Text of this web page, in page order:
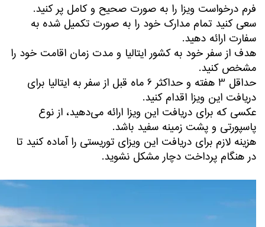
فرم درخواست ویزا را به صورت صحیح و کامل پر کنید.
سعی کنید تمام مدارک خود را به صورت تکمیل شده به
سفارت ارائه دهید.
هدف از سفر خود به کشور ایتالیا و مدت زمان اقامت خود را
مشخص کنید.
حداقل 3 هفته و حداکثر 6 ماه قبل از سفر به ایتالیا برای
دریافت این ویزا اقدام کنید.
عکسی که برای دریافت این ویزا ارائه می‌دهید، از نوع
پاسپورتی و پشت زمینه سفید باشد.
هزینه لازم برای دریافت این ویزای توریستی را آماده کنید تا
در هنگام پرداخت دچار مشکل نشوید.